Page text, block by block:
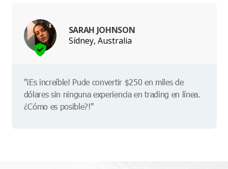
SARAH JOHNSON
Sídney, Australia
"¡Es increíble! Pude convertir $250 en miles de
dólares sin ninguna experiencia en trading en línea.
¿Cómo es posible?!"